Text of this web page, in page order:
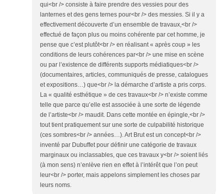
qui<br /> consiste à faire prendre des vessies pour des
lanternes et des gens ternes pour<br /> des messies. Si il y a
effectivement découverte d’un ensemble de travaux,<br />
effectué de façon plus ou moins cohérente par cet homme, je
pense que c’est plutôt<br /> en réalisant « après coup » les
conditions de leurs cohérences par<br /> une mise en scène
ou par l’existence de différents supports médiatiques<br />
(documentaires, articles, communiqués de presse, catalogues
et expositions…) que<br /> la démarche d’artiste a pris corps.
La « qualité esthétique » de ces travaux<br /> n’existe comme
telle que parce qu’elle est associée à une sorte de légende
de l’artiste<br /> maudit. Dans cette montée en épingle,<br />
tout tient pratiquement sur une sorte de culpabilité historique
(ces sombres<br /> années…). Art Brut est un concept<br />
inventé par Dubuffet pour définir une catégorie de travaux
marginaux ou inclassables, que ces travaux y<br /> soient liés
(à mon sens) n’enlève rien en effet à l’intérêt que l’on peut
leur<br /> porter, mais appelons simplement les choses par
leurs noms.